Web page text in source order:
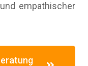
empathischer